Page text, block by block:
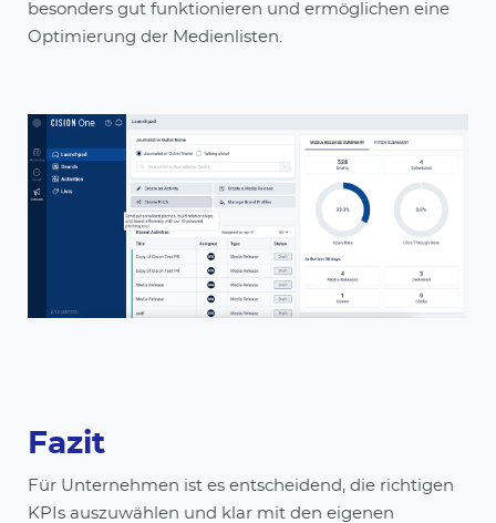
besonders gut funktionieren und ermöglichen eine
Optimierung der Medienlisten.
Fazit
Für Unternehmen ist es entscheidend, die richtigen
KPIs auszuwählen und klar mit den eigenen